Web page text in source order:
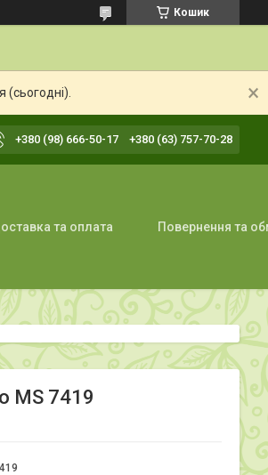
Кошик
+380 (98) 666-50-17 +380 (63) 757-70-28
та оплата Повернення та
MS 7419